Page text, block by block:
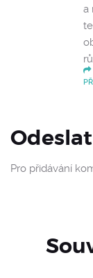
a
Pro přidávání